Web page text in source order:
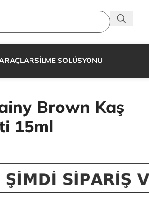
SİLME SOLÜSYONU
Brown Kaş
15ml